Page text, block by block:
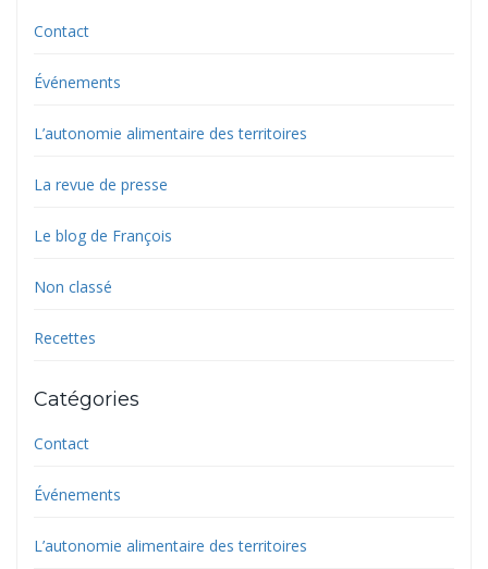
Contact
Événements
L’autonomie alimentaire des territoires
La revue de presse
Le blog de François
Non classé
Recettes
Catégories
Contact
Événements
L’autonomie alimentaire des territoires